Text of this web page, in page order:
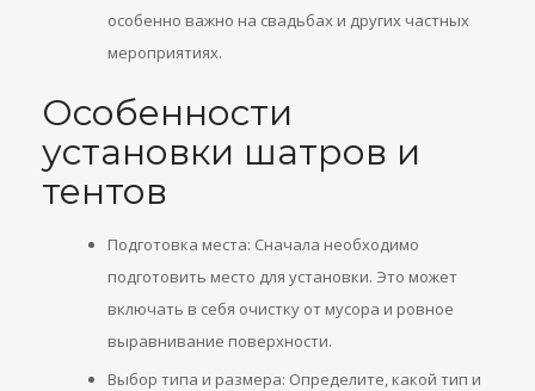
особенно важно на свадьбах и других частных
мероприятиях.
Особенности
установки шатров и
тентов
Подготовка места: Сначала необходимо
подготовить место для установки. Это может
включать в себя очистку от мусора и ровное
выравнивание поверхности.
Выбор типа и размера: Определите, какой тип и